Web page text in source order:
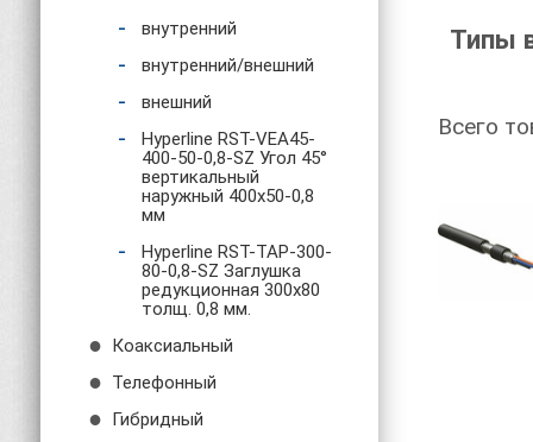
внутренний
внутренний/внешний
внешний
Hyperline RST-VEA45-
400-50-0,8-SZ Угол 45°
вертикальный
наружный 400x50-0,8
мм
Hyperline RST-TAP-300-
80-0,8-SZ Заглушка
редукционная 300х80
толщ. 0,8 мм.
Коаксиальный
Телефонный
Гибридный
Типы
и для
Всего